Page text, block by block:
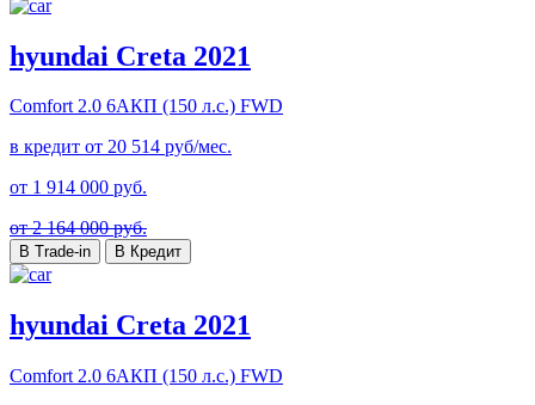
hyundai Creta 2021
Comfort 2.0 6AКП (150 л.с.) FWD
в кредит от 20 514 руб/мес.
от 1 914 000 руб.
от 2 164 000 руб.
В Trade-in В Кредит
hyundai Creta 2021
Comfort 2.0 6AКП (150 л.с.) FWD